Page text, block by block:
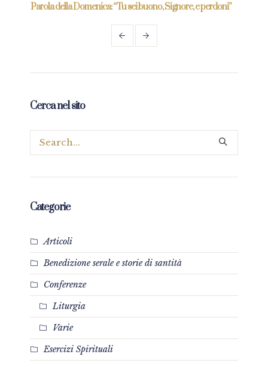
Parola della Domenica: “Tu sei buono, Signore, e perdoni”
Cerca nel sito
Categorie
Articoli
Benedizione serale e storie di santità
Conferenze
Liturgia
Varie
Esercizi Spirituali